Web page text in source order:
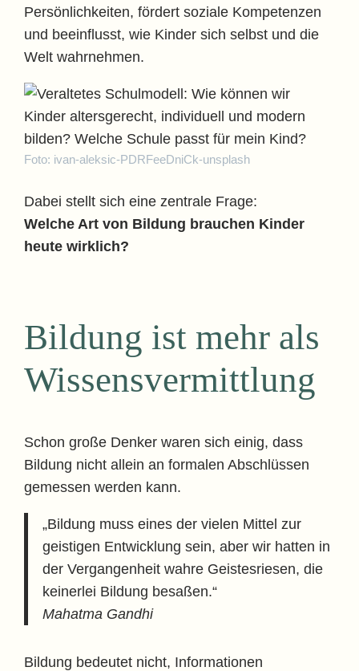
Persönlichkeiten, fördert soziale Kompetenzen
und beeinflusst, wie Kinder sich selbst und die
Welt wahrnehmen.
Foto: ivan-aleksic-PDRFeeDniCk-unsplash
Dabei stellt sich eine zentrale Frage:
Welche Art von Bildung brauchen Kinder
heute wirklich?
Bildung ist mehr als
Wissensvermittlung
Schon große Denker waren sich einig, dass
Bildung nicht allein an formalen Abschlüssen
gemessen werden kann.
„Bildung muss eines der vielen Mittel zur
geistigen Entwicklung sein, aber wir hatten in
der Vergangenheit wahre Geistesriesen, die
keinerlei Bildung besaßen.“
Mahatma Gandhi
Bildung bedeutet nicht, Informationen